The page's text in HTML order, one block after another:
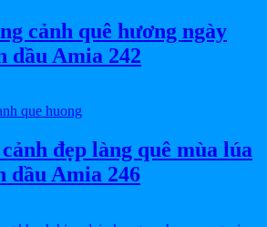
cảnh quê hương ngày
dầu Amia 242
đẹp làng quê mùa lúa
dầu Amia 246